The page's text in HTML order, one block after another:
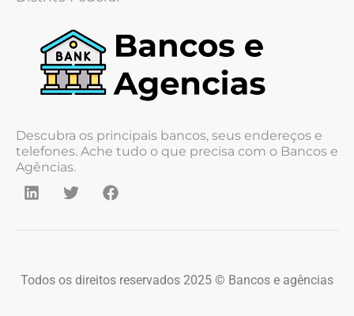
Descubra os principais bancos, seus endereços e
telefones. Ache tudo o que precisa com o Bancos e
Agências.
Todos os direitos reservados 2025 © Bancos e agências